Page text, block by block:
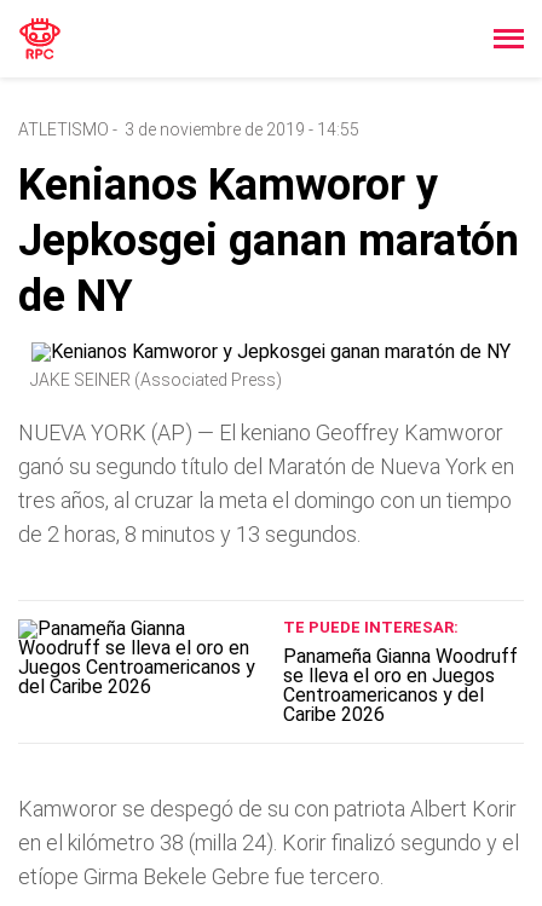
ATLETISMO - 3 de noviembre de 2019 - 14:55
Kenianos Kamworor y
Jepkosgei ganan maratón
de NY
JAKE SEINER (Associated Press)
NUEVA YORK (AP) — El keniano Geoffrey Kamworor
ganó su segundo título del Maratón de Nueva York en
tres años, al cruzar la meta el domingo con un tiempo
de 2 horas, 8 minutos y 13 segundos.
TE PUEDE INTERESAR:
Panameña Gianna Woodruff
se lleva el oro en Juegos
Centroamericanos y del
Caribe 2026
Kamworor se despegó de su con patriota Albert Korir
en el kilómetro 38 (milla 24). Korir finalizó segundo y el
etíope Girma Bekele Gebre fue tercero.